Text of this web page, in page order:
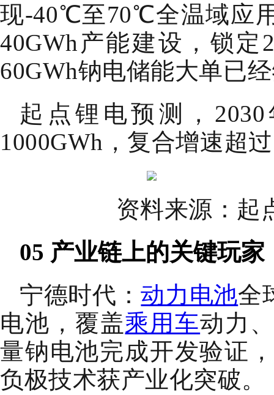
现-40℃至70℃全温域应
40GWh产能建设，锁
60GWh钠电储能大单已
起点锂电预测，
1000GWh，复合增速超
资料来源：起
05 产业链上的关键玩家
宁德时代：动力电池全
电池，覆盖乘用车动力
量钠电池完成开发验证
负极技术获产业化突破。